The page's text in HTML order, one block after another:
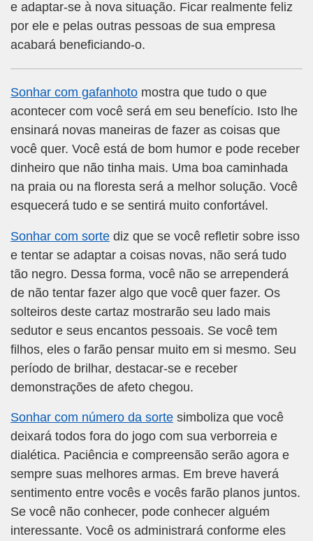
e adaptar-se à nova situação. Ficar realmente feliz
por ele e pelas outras pessoas de sua empresa
acabará beneficiando-o.
Sonhar com gafanhoto mostra que tudo o que
acontecer com você será em seu benefício. Isto lhe
ensinará novas maneiras de fazer as coisas que
você quer. Você está de bom humor e pode receber
dinheiro que não tinha mais. Uma boa caminhada
na praia ou na floresta será a melhor solução. Você
esquecerá tudo e se sentirá muito confortável.
Sonhar com sorte diz que se você refletir sobre isso
e tentar se adaptar a coisas novas, não será tudo
tão negro. Dessa forma, você não se arrependerá
de não tentar fazer algo que você quer fazer. Os
solteiros deste cartaz mostrarão seu lado mais
sedutor e seus encantos pessoais. Se você tem
filhos, eles o farão pensar muito em si mesmo. Seu
período de brilhar, destacar-se e receber
demonstrações de afeto chegou.
Sonhar com número da sorte simboliza que você
deixará todos fora do jogo com sua verborreia e
dialética. Paciência e compreensão serão agora e
sempre suas melhores armas. Em breve haverá
sentimento entre vocês e vocês farão planos juntos.
Se você não conhecer, pode conhecer alguém
interessante. Você os administrará conforme eles